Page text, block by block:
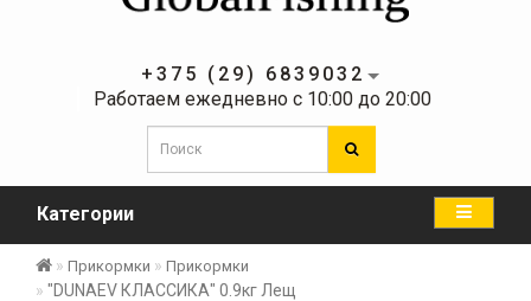
+375 (29) 6839032
Работаем ежедневно с 10:00 до 20:00
Категории
Прикормки Прикормки
"DUNAEV КЛАССИКА" 0.9кг Лещ